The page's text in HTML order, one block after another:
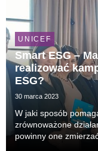
UNICEF
Smart ESG –
realizować
ESG?
30 marca 2023
W jaki sposób
zrównoważone
powinny one